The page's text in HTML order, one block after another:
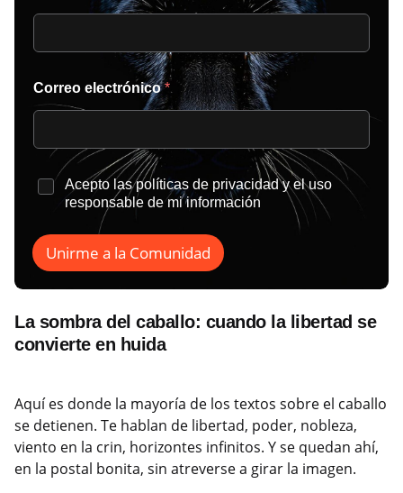
Correo electrónico*
* Acepto laspolíticas de privacidady el uso
responsable de mi información
Unirme a la Comunidad
La sombra del caballo: cuando la libertad se
convierte en huida
Aquí es donde la mayoría de los textos sobre el caballo
se detienen. Te hablan de libertad, poder, nobleza,
viento en la crin, horizontes infinitos. Y se quedan ahí,
en la postal bonita, sin atreverse a girar la imagen.